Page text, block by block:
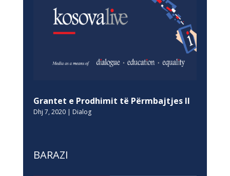
Grantet e Prodhimit të Përmbajtjes II
Dhj 7, 2020| Dialog
BARAZI